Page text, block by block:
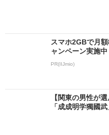
スマホ2GBで月
ャンペーン実施中
PR(IIJmio)
【関東の男性が
「成成明学獨國